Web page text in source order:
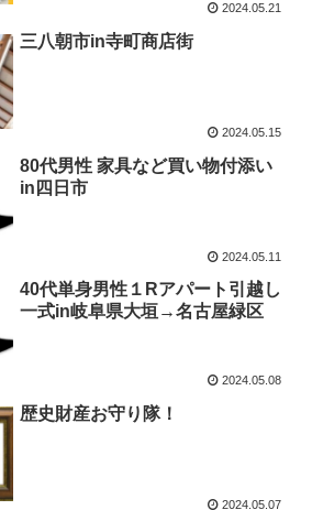
2024.05.21
三八朝市in寺町商店街
2024.05.15
80代男性 家具など買い物付添い
in四日市
2024.05.11
40代単身男性１Rアパート引越し
一式in岐阜県大垣→名古屋緑区
2024.05.08
歴史財産お守り隊！
2024.05.07